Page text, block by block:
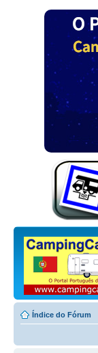
Índice do Fórum